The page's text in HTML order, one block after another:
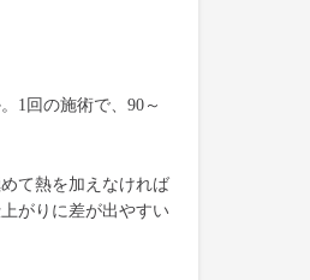
1回の施術で、90～
て熱を加えなければ
がりに差が出やすい